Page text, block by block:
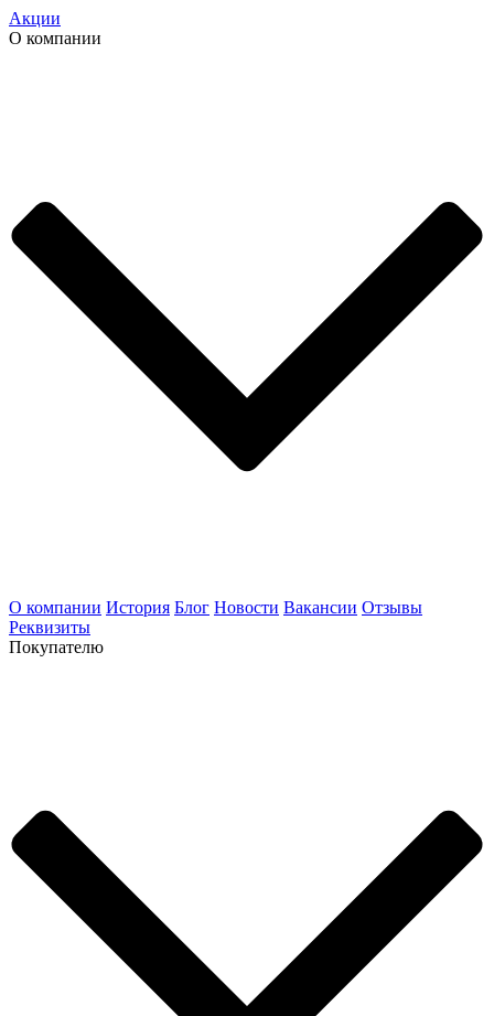
Акции
О компании
О компании История Блог Новости Вакансии Отзывы
Реквизиты
Покупателю